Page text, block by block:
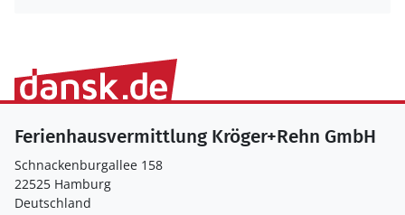
Ferienhausvermittlung Kröger+Rehn GmbH
Schnackenburgallee 158
22525 Hamburg
Deutschland